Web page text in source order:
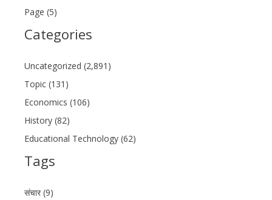
Page (5)
Categories
Uncategorized (2,891)
Topic (131)
Economics (106)
History (82)
Educational Technology (62)
Tags
संचार (9)